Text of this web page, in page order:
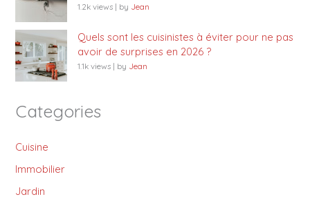
1.2k views | by Jean
Quels sont les cuisinistes à éviter pour ne pas
avoir de surprises en 2026 ?
1.1k views | by Jean
Categories
Cuisine
Immobilier
Jardin